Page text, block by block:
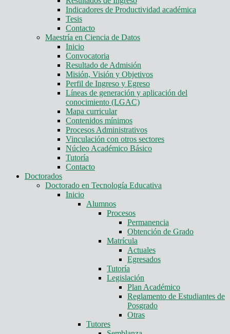
Indicadores de Productividad académica
Tesis
Contacto
Maestría en Ciencia de Datos
Inicio
Convocatoria
Resultado de Admisión
Misión, Visión y Objetivos
Perfil de Ingreso y Egreso
Líneas de generación y aplicación del
conocimiento (LGAC)
Mapa curricular
Contenidos mínimos
Procesos Administrativos
Vinculación con otros sectores
Núcleo Académico Básico
Tutoría
Contacto
Doctorados
Doctorado en Tecnología Educativa
Inicio
Alumnos
Procesos
Permanencia
Obtención de Grado
Matrícula
Actuales
Egresados
Tutoría
Legislación
Plan Académico
Reglamento de Estudiantes de
Posgrado
Otras
Tutores